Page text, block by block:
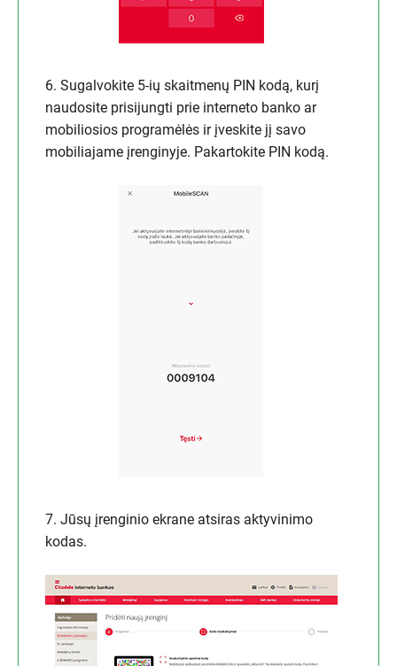
6. Sugalvokite 5-ių skaitmenų PIN kodą, kurį
naudosite prisijungti prie interneto banko ar
mobiliosios programėlės ir įveskite jį savo
mobiliajame įrenginyje. Pakartokite PIN kodą.
7. Jūsų įrenginio ekrane atsiras aktyvinimo
kodas.